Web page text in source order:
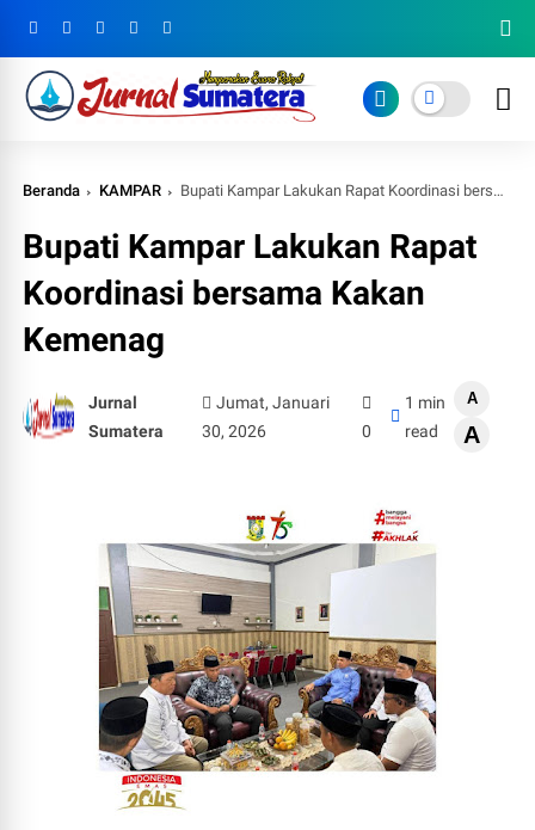
Beranda KAMPAR Bupati Kampar Lakukan Rapat Koordinasi bersama Kakan Kemenag
Bupati Kampar Lakukan Rapat
Koordinasi bersama Kakan
Kemenag
Jurnal
Sumatera
Jumat, Januari
30, 2026
0
1 min
read
A
A